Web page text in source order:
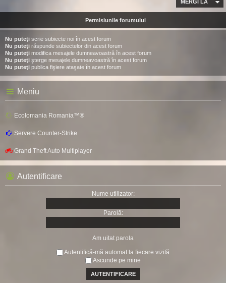
MERGI LA
Permisiunile forumului
Nu puteţi scrie subiecte noi în acest forum
Nu puteţi răspunde subiectelor din acest forum
Nu puteţi modifica mesajele dumneavoastră în acest forum
Nu puteţi şterge mesajele dumneavoastră în acest forum
Nu puteţi publica fişiere ataşate în acest forum
Meniu
Ecolomania Romania™®
Servere Counter-Strike
Grand Theft Auto Multiplayer
Autentificare
Nume utilizator:
Parolă:
Am uitat parola
Autentifică-mă automat la fiecare vizită
Ascunde pe mine